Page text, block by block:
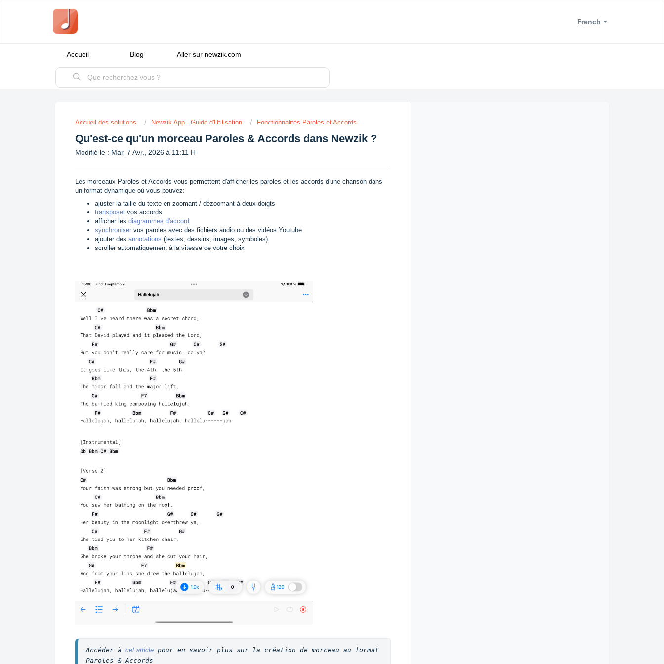
French
Accueil Blog Aller sur newzik.com
Accueil des solutions Newzik App - Guide d'Utilisation Fonctionnalités Paroles et Accords
Qu'est-ce qu'un morceau Paroles & Accords dans Newzik ?
Modifié le : Mar, 7 Avr., 2026 à 11:11 H
Les morceaux Paroles et Accords vous permettent d'afficher les paroles et les accords d'une chanson dans
un format dynamique où vous pouvez:
ajuster la taille du texte en zoomant / dézoomant à deux doigts
transposer vos accords
afficher les diagrammes d'accord
synchroniser vos paroles avec des fichiers audio ou des vidéos Youtube
ajouter des annotations (textes, dessins, images, symboles)
scroller automatiquement à la vitesse de votre choix
Accéder à cet article pour en savoir plus sur la création de morceau au format
Paroles & Accords